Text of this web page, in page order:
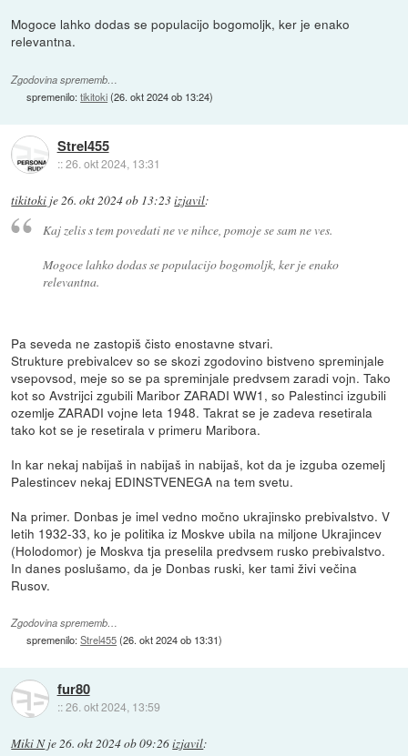
Mogoce lahko dodas se populacijo bogomoljk, ker je enako
relevantna.
Zgodovina sprememb…
spremenilo:tikitoki(26. okt 2024 ob 13:24)
Strel455
::26. okt 2024, 13:31
tikitoki je 26. okt 2024 ob 13:23izjavil:
Kaj zelis s tem povedati ne ve nihce, pomoje se sam ne ves.
Mogoce lahko dodas se populacijo bogomoljk, ker je enako
relevantna.
Pa seveda ne zastopiš čisto enostavne stvari.
Strukture prebivalcev so se skozi zgodovino bistveno spreminjale
vsepovsod, meje so se pa spreminjale predvsem zaradi vojn. Tako
kot so Avstrijci zgubili Maribor ZARADI WW1, so Palestinci izgubili
ozemlje ZARADI vojne leta 1948. Takrat se je zadeva resetirala
tako kot se je resetirala v primeru Maribora.
In kar nekaj nabijaš in nabijaš in nabijaš, kot da je izguba ozemelj
Palestincev nekaj EDINSTVENEGA na tem svetu.
Na primer. Donbas je imel vedno močno ukrajinsko prebivalstvo. V
letih 1932-33, ko je politika iz Moskve ubila na miljone Ukrajincev
(Holodomor) je Moskva tja preselila predvsem rusko prebivalstvo.
In danes poslušamo, da je Donbas ruski, ker tami živi večina
Rusov.
Zgodovina sprememb…
spremenilo:Strel455(26. okt 2024 ob 13:31)
fur80
::26. okt 2024, 13:59
Miki Nje26. okt 2024 ob 09:26izjavil: